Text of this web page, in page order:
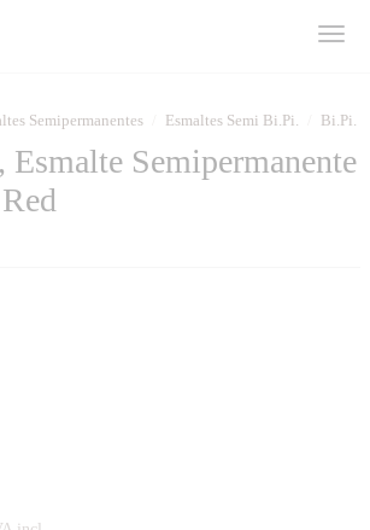
Semipermanentes Esmaltes Semi Bi.Pi. Bi.Pi.
Semipermanente